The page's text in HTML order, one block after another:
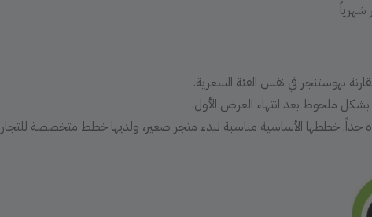
بهوستنجر في نفس الفئة السعرية.
بشكل ملحوظ بعد انتهاء العرض الأول.
جداً. خططها الأساسية مناسبة لبدء متجر صغير، ولديها خطط متخصصة للتجارة